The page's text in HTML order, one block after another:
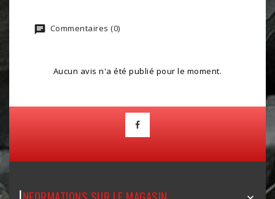
Commentaires (0)
Aucun avis n'a été publié pour le moment.